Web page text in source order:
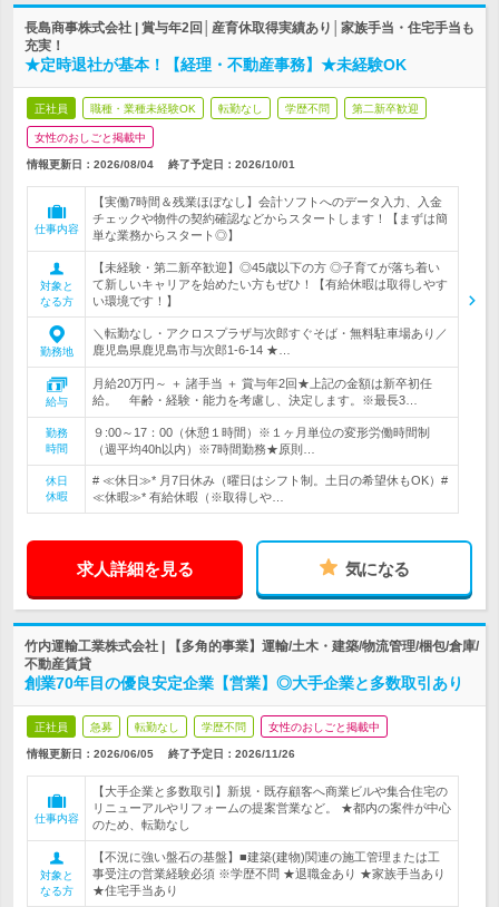
長島商事株式会社 | 賞与年2回│産育休取得実績あり│家族手当・住宅手当も
充実！
★定時退社が基本！【経理・不動産事務】★未経験OK
正社員 職種・業種未経験OK 転勤なし 学歴不問 第二新卒歓迎
女性のおしごと掲載中
情報更新日：2026/08/04 終了予定日： 2026/10/01
仕事内容
【実働7時間＆残業ほぼなし】会計ソフトへのデータ入力、入金
チェックや物件の契約確認などからスタートします！【まずは簡
単な業務からスタート◎】
対象と
なる方
【未経験・第二新卒歓迎】◎45歳以下の方 ◎子育てが落ち着い
て新しいキャリアを始めたい方もぜひ！【有給休暇は取得しやす
い環境です！】
勤務地
＼転勤なし・アクロスプラザ与次郎すぐそば・無料駐車場あり／
鹿児島県鹿児島市与次郎1-6-14 ★…
給与
月給20万円～ ＋ 諸手当 ＋ 賞与年2回★上記の金額は新卒初任
給。 年齢・経験・能力を考慮し、決定します。※最長3…
勤務
時間
９:00～17：00（休憩１時間）※１ヶ月単位の変形労働時間制
（週平均40h以内）※7時間勤務★原則…
休日
休暇
# ≪休日≫* 月7日休み（曜日はシフト制。土日の希望休もOK）#
≪休暇≫* 有給休暇（※取得しや…
求人詳細を見る 気になる
竹内運輸工業株式会社 | 【多角的事業】運輸/土木・建築/物流管理/梱包/倉庫/
不動産賃貸
創業70年目の優良安定企業【営業】◎大手企業と多数取引あり
正社員 急募 転勤なし 学歴不問 女性のおしごと掲載中
情報更新日：2026/06/05 終了予定日： 2026/11/26
仕事内容
【大手企業と多数取引】新規・既存顧客へ商業ビルや集合住宅の
リニューアルやリフォームの提案営業など。 ★都内の案件が中心
のため、転勤なし
対象と
なる方
【不況に強い盤石の基盤】■建築(建物)関連の施工管理または工
事受注の営業経験必須 ※学歴不問 ★退職金あり ★家族手当あり
★住宅手当あり